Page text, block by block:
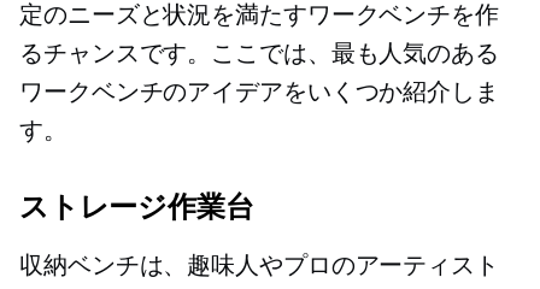
定のニーズと状況を満たすワークベンチを作
るチャンスです。ここでは、最も人気のある
ワークベンチのアイデアをいくつか紹介しま
す。
ストレージ作業台
収納ベンチは、趣味人やプロのアーティスト